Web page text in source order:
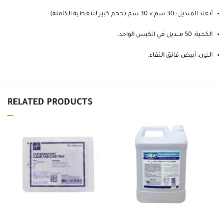
أبعاد المنديل: 30 سم × 30 سم (حجم كبير للتغطية الكاملة).
الكمية: 50 منديل في الكيس الواحد.
اللون: أبيض فائق النقاء.
RELATED PRODUCTS